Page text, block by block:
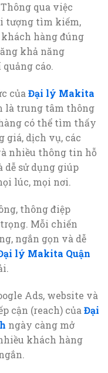
Thông qua việc
tượng tìm kiếm,
hàng đúng
khả năng
cáo.
của Đại lý Makita
là trung tâm thông
có thể tìm thấy
giá, dịch vụ, các
nhiều thông tin hỗ
dễ sử dụng giúp
lúc, mọi nơi.
thông điệp
Mỗi chiến
ngắn gọn và dễ
lý Makita Quận
Ads, website và
cận (reach) của Đại
ngày càng mở
khách hàng